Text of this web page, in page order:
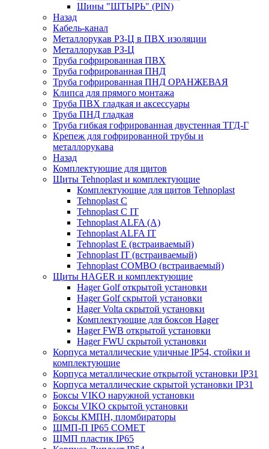
Шины "ШТЫРЬ" (PIN)
Назад
Кабель-канал
Металлорукав РЗ-Ц в ПВХ изоляции
Металлорукав РЗ-Ц
Труба гофрированная ПВХ
Труба гофрированная ПНД
Труба гофрированная ПНД ОРАНЖЕВАЯ
Клипса для прямого монтажа
Труба ПВХ гладкая и аксессуары
Труба ПНД гладкая
Труба гибкая гофрированная двустенная ТГД-Г
Крепеж для гофрированной трубы и
металлорукава
Назад
Комплектующие для щитов
Щиты Tehnoplast и комплектующие
Комплектующие для щитов Tehnoplast
Tehnoplast C
Tehnoplast C IT
Tehnoplast ALFA (А)
Tehnoplast ALFA IT
Tehnoplast E (встраиваемый)
Tehnoplast IT (встраиваемый)
Tehnoplast COMBO (встраиваемый)
Щиты HAGER и комплектующие
Hager Golf открытой установки
Hager Golf скрытой установки
Hager Volta скрытой установки
Комплектующие для боксов Hager
Hager FWB открытой установки
Hager FWU скрытой установки
Корпуса металлические уличные IP54, стойки и
комплектующие
Корпуса металлические открытой установки IP31
Корпуса металлические скрытой установки IP31
Боксы VIKO наружной установки
Боксы VIKO скрытой установки
Боксы КМПН, пломбираторы
ЩМП-П IP65 COMET
ЩМП пластик IP65